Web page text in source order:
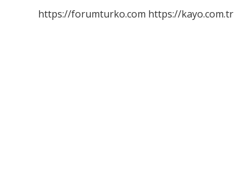
https://forumturko.com https://kayo.com.tr